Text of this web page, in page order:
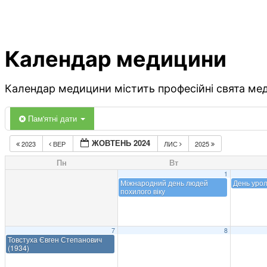
Календар медицини
Календар медицини містить професійні свята
Пам'ятні дати
2023 ВЕР ЖОВТЕНЬ 2024 ЛИС 2025
Пн Вт
1
Міжнародний день людей
похилого віку
День
7
Товстуха Євген Степанович
(1934)
8